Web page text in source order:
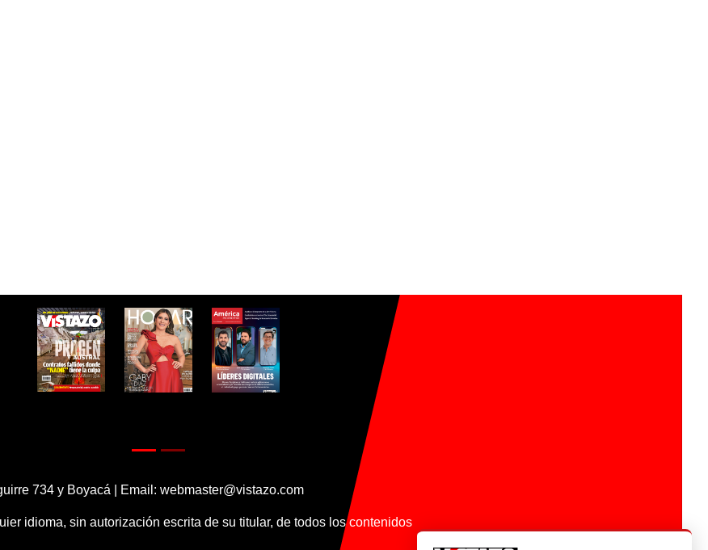
734 y Boyacá | Email: webmaster@vistazo.com
idioma, sin autorización escrita de su titular, de todos los contenidos